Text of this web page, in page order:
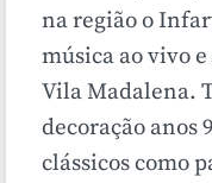
na região o
música ao vivo
Vila Madalena.
decoração anos
clássicos como